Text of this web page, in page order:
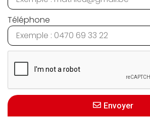
Téléphone
Envoyer